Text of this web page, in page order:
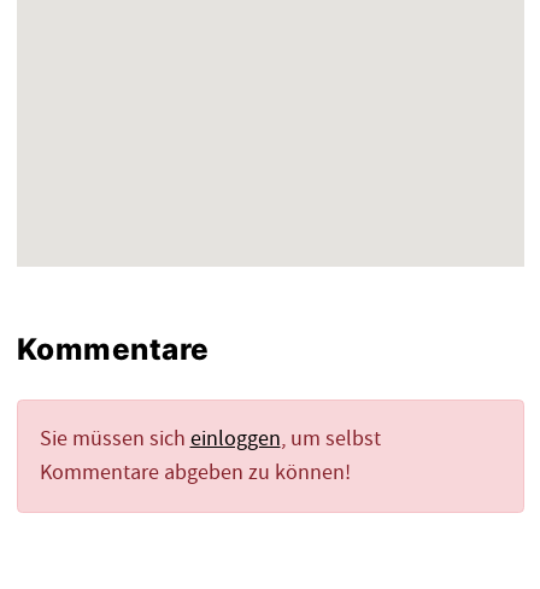
Kommentare
Sie müssen sich einloggen, um selbst
Kommentare abgeben zu können!